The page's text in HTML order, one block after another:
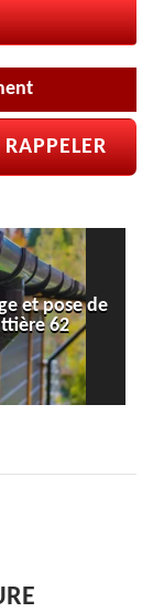
réparation de
velux 62